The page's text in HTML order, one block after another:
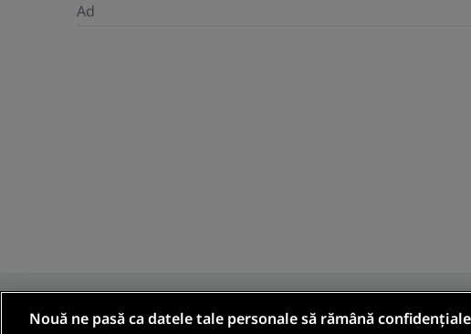
Ad
Nouă ne pasă ca datele tale personale să rămână confidențiale